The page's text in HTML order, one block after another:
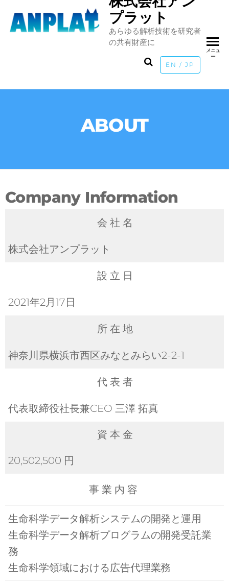
プラット
あらゆる解析技術を研究者
の共有財産に
EN / JP
メニュ
ー
ABOUT
Company Information
会 社 名
株式会社アンプラット
設 立 日
2021年2月17日
所 在 地
神奈川県横浜市西区みなとみらい2-2-1
代 表 者
代表取締役社長兼CEO 三澤 拓真
資 本 金
20,502,500 円
事 業 内 容
生命科学データ解析システムの開発と運用
生命科学データ解析プログラムの開発受託業
務
生命科学領域における広告代理業務